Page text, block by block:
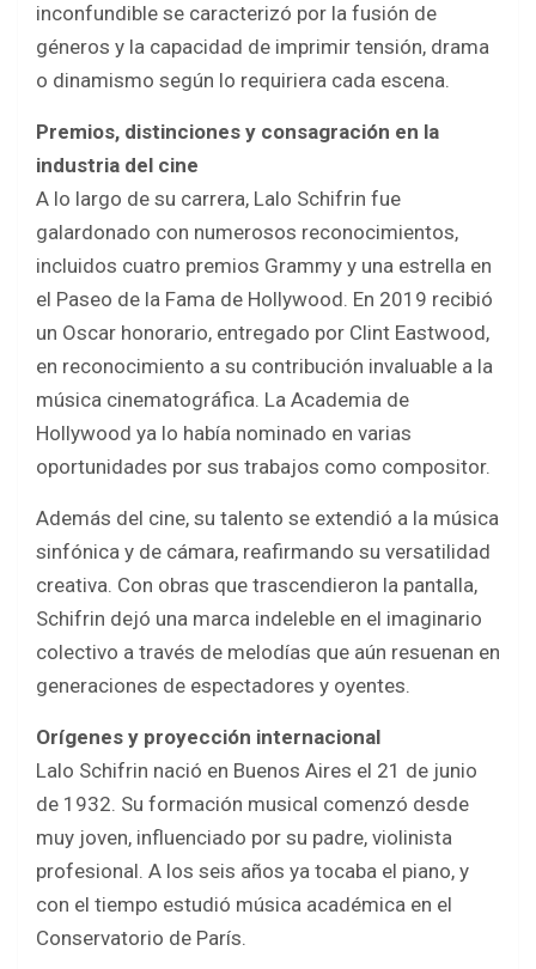
inconfundible se caracterizó por la fusión de
géneros y la capacidad de imprimir tensión, drama
o dinamismo según lo requiriera cada escena.
Premios, distinciones y consagración en la
industria del cine
A lo largo de su carrera, Lalo Schifrin fue
galardonado con numerosos reconocimientos,
incluidos cuatro premios Grammy y una estrella en
el Paseo de la Fama de Hollywood. En 2019 recibió
un Oscar honorario, entregado por Clint Eastwood,
en reconocimiento a su contribución invaluable a la
música cinematográfica. La Academia de
Hollywood ya lo había nominado en varias
oportunidades por sus trabajos como compositor.
Además del cine, su talento se extendió a la música
sinfónica y de cámara, reafirmando su versatilidad
creativa. Con obras que trascendieron la pantalla,
Schifrin dejó una marca indeleble en el imaginario
colectivo a través de melodías que aún resuenan en
generaciones de espectadores y oyentes.
Orígenes y proyección internacional
Lalo Schifrin nació en Buenos Aires el 21 de junio
de 1932. Su formación musical comenzó desde
muy joven, influenciado por su padre, violinista
profesional. A los seis años ya tocaba el piano, y
con el tiempo estudió música académica en el
Conservatorio de París.